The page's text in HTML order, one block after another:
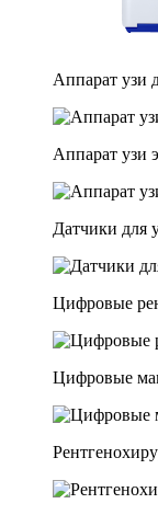
Аппарат узи
Аппарат узи
Датчики для
Цифровые
Цифровые